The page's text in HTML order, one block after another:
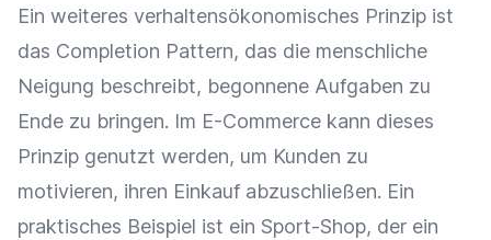
Ein weiteres verhaltensökonomisches Prinzip ist
das Completion Pattern, das die menschliche
Neigung beschreibt, begonnene Aufgaben zu
Ende zu bringen. Im E-Commerce kann dieses
Prinzip genutzt werden, um Kunden zu
motivieren, ihren Einkauf abzuschließen. Ein
praktisches Beispiel ist ein Sport-Shop, der ein